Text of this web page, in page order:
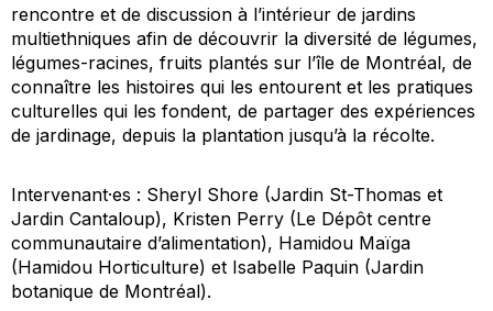
rencontre et de discussion à l’intérieur de jardins
multiethniques afin de découvrir la diversité de légumes,
légumes-racines, fruits plantés sur l’île de Montréal, de
connaître les histoires qui les entourent et les pratiques
culturelles qui les fondent, de partager des expériences
de jardinage, depuis la plantation jusqu’à la récolte.
Intervenant·es : Sheryl Shore (Jardin St-Thomas et
Jardin Cantaloup), Kristen Perry (Le Dépôt centre
communautaire d’alimentation), Hamidou Maïga
(Hamidou Horticulture) et Isabelle Paquin (Jardin
botanique de Montréal).